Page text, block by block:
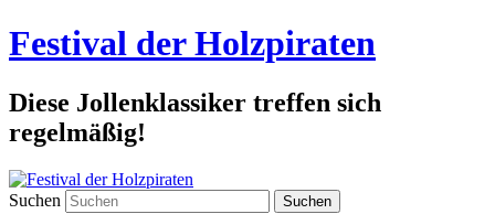
Festival der Holzpiraten
Diese Jollenklassiker treffen sich
regelmäßig!
Suchen